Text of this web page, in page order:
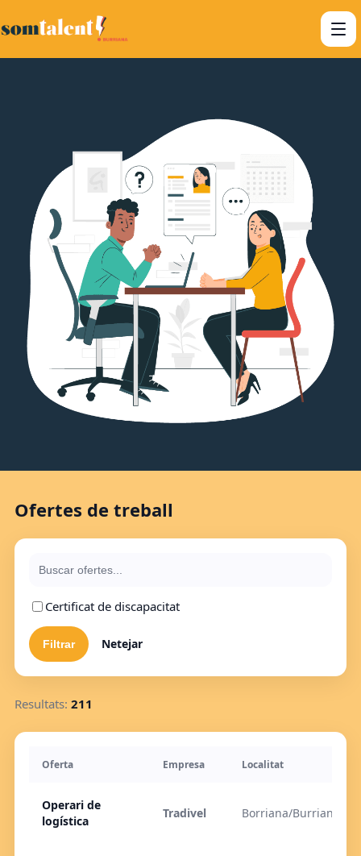
Ofertes de treball
Certificat de discapacitat
Netejar
Resultats: 211
Oferta Empresa Localitat
Operari de
logística
Tradivel Borriana/Burriana